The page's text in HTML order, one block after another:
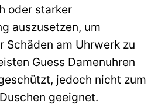
oder starker
auszusetzen, um
Schäden am Uhrwerk zu
Guess Damenuhren
jedoch nicht zum
geeignet.